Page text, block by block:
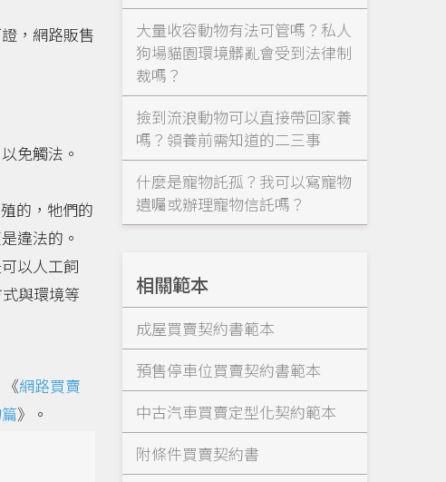
，網路販售
免觸法。
的，牠們的
違法的。
以人工飼
與環境等
網路買賣
》。
大量收容動物有法可管嗎？私人
狗場貓園環境髒亂會受到法律制
裁嗎？
撿到流浪動物可以直接帶回家養
嗎？領養前需知道的二三事
什麼是寵物託孤？我可以寫寵物
遺囑或辦理寵物信託嗎？
相關範本
成屋買賣契約書範本
預售停車位買賣契約書範本
中古汽車買賣定型化契約範本
附條件買賣契約書